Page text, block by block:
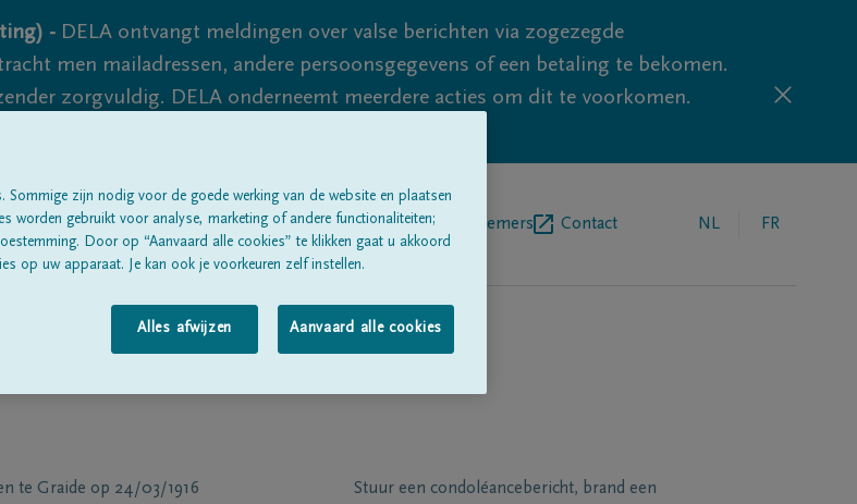
- DELA ontvangt meldingen over valse berichten via zogezegde
men mailadressen, andere persoonsgegevens of een betaling te bekomen.
zorgvuldig. DELA onderneemt meerdere acties om dit te voorkomen.
uit te sluiten, dus blijf waakzaam.
Alle rouwberichten Over onsBegrafenisondernemers Contact NL FR
te Graide op 24/03/1916
Stuur een condoléancebericht, brand een
Sommige zijn nodig voor de goede werking van de website en plaatsen
worden gebruikt voor analyse, marketing of andere functionaliteiten;
Door op “Aanvaard alle cookies” te klikken gaat u akkoord
op uw apparaat. Je kan ook je voorkeuren zelf instellen.
Alles afwijzen Aanvaard alle cookies